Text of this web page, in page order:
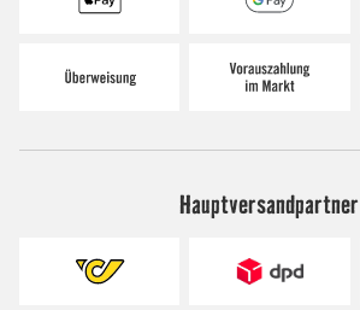
Hauptversandpartner